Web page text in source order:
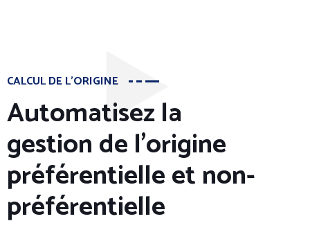
CALCUL DE L'ORIGINE
Automatisez la
gestion de l'origine
préférentielle et non-
préférentielle